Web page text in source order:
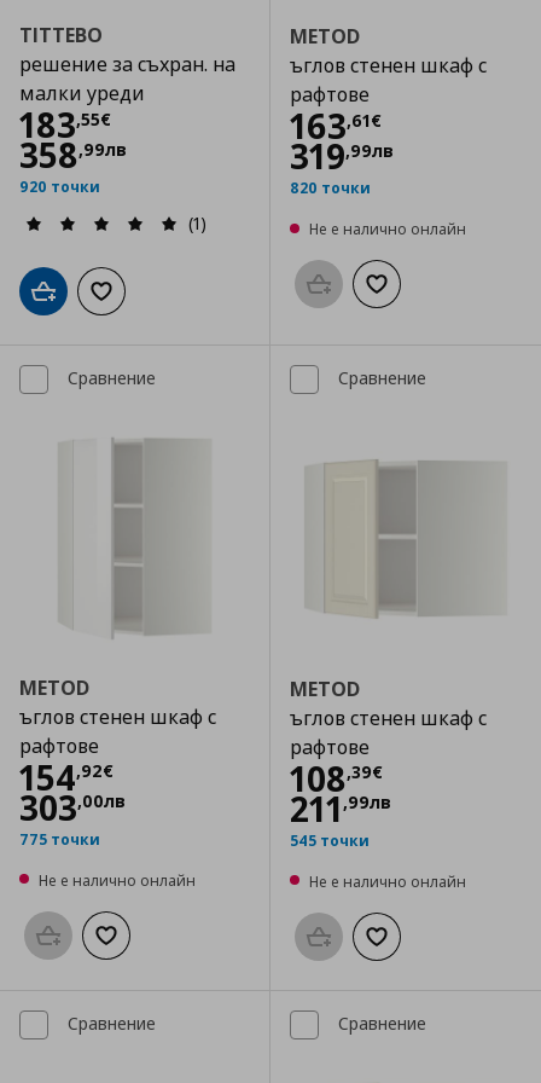
TITTEBO
решение за съхран. на
малки уреди
183,55€
Цена
358,99лв
920 точки
(1)
Добави в кошницата
Добави към списъка с любими
METOD
ъглов стенен шкаф с
рафтове
163,61€
Цена
319,99лв
820 точки
Не е налично онлайн
Προσθήκη στο καλάθι
Добави към
Сравнение
METOD
ъглов стенен шкаф с
рафтове
154,92€
Цена
303,00лв
775 точки
Не е налично онлайн
Προσθήκη στο καλάθι
Добави към списъка с любими
Сравнение
METOD
ъглов стенен шкаф с
рафтове
108,39€
Цена
211 ,99лв
545 точки
Не е налично онлайн
Προσθήκη στο καλάθι
Добави към
Сравнение Сравнение